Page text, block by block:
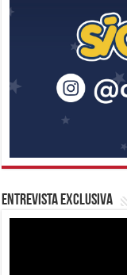
Entrevista Exclusiva